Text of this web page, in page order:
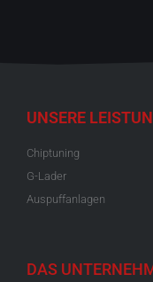
UNSERE
Chiptuning
G-Lader
Auspuffanlagen
DAS